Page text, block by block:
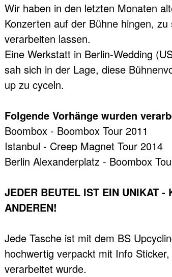
Wir haben in den letzten Monaten
Konzerten auf der Bühne hingen,
verarbeiten lassen.
Eine Werkstatt in Berlin-Wedding
sah sich in der Lage, diese
up zu cyceln.
Folgende Vorhänge wurden
Boombox - Boombox Tour 2011
Istanbul - Creep Magnet Tour 2014
Berlin Alexanderplatz - Boombox
JEDER BEUTEL IST EIN UNIKAT -
ANDEREN!
Jede Tasche ist mit dem BS
hochwertig verpackt mit Info
verarbeitet wurde.